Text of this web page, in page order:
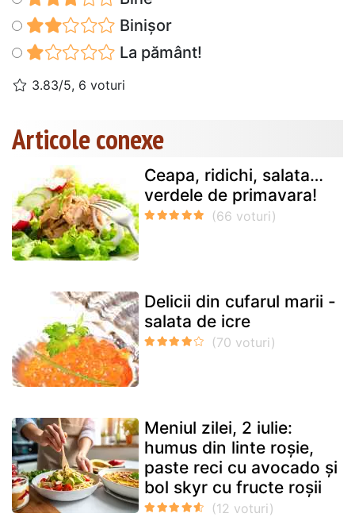
Binișor
La pământ!
3.83/5, 6 voturi
Articole conexe
Ceapa, ridichi, salata…
verdele de primavara!
Delicii din cufarul marii -
salata de icre
Meniul zilei, 2 iulie:
humus din linte roșie,
paste reci cu avocado și
bol skyr cu fructe roșii